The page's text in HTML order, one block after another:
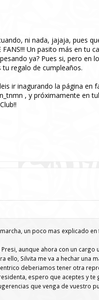
ni nada, jajaja, pues
Un pasito más en tu
ya? Pues si, pero en
regalo de cumpleaños.
ir inagurando la página en
, y próximamente en
un poco mas explicado
aunque ahora con un cargo
ello, Silvita me va a hechar una
deberiamos tener otra
espero que aceptes y te
que venga de vuestro